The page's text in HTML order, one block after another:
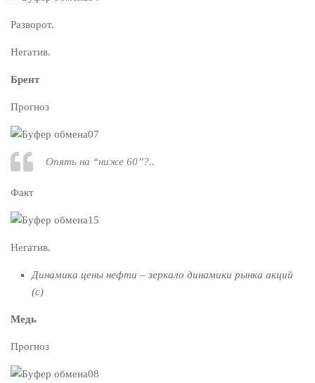
Разворот.
Негатив.
Брент
Прогноз
Опять на “ниже 60”?..
Факт
Негатив.
Динамика цены нефти – зеркало динамики рынка акций
(с)
Медь
Прогноз